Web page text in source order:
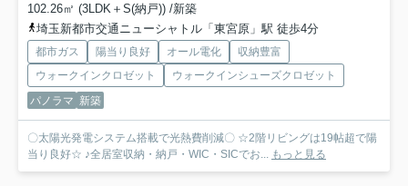
102.26㎡ (3LDK＋S(納戸)) /新築
埼玉新都市交通ニューシャトル「東宮原」駅 徒歩4分
都市ガス 陽当り良好 オール電化
収納豊富
ウォークインクロゼット
ウォークインシューズクロゼット
パノラマ 新築
〇太陽光発電システム搭載で光熱費削減〇 ☆2階リビングは19帖超で陽
当り良好☆ ♪全居室収納・納戸・WIC・SICでお... もっと見る